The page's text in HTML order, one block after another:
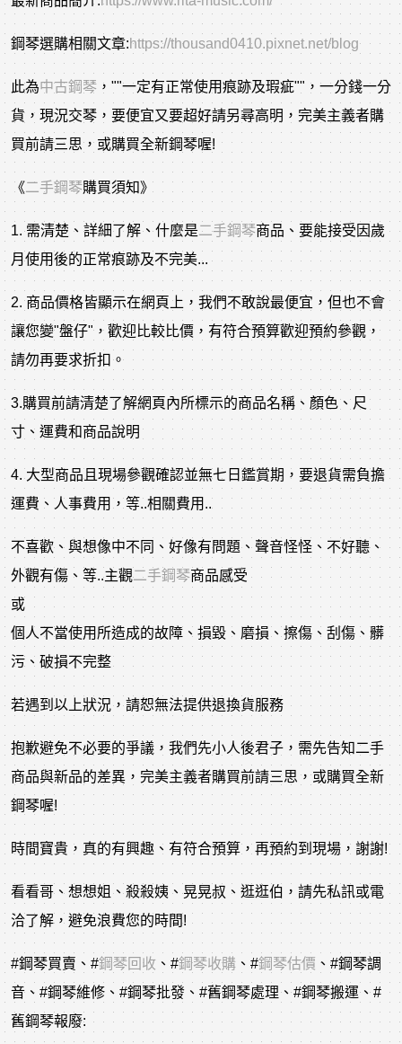
鋼琴選購相關文章:https://thousand0410.pixnet.net/blog
此為中古鋼琴 ，""一定有正常使用痕跡及瑕疵""，一分錢一分
貨，現況交琴，要便宜又要超好請另尋高明，完美主義者購
買前請三思，或購買全新鋼琴喔!
《二手鋼琴購買須知》
1. 需清楚、詳細了解、什麼是二手鋼琴商品、要能接受因歲
月使用後的正常痕跡及不完美...
2. 商品價格皆顯示在網頁上，我們不敢說最便宜，但也不會
讓您變"盤仔"，歡迎比較比價，有符合預算歡迎預約參觀，
請勿再要求折扣。
3.購買前請清楚了解網頁內所標示的商品名稱、顏色、尺
寸、運費和商品說明
4. 大型商品且現場參觀確認並無七日鑑賞期，要退貨需負擔
運費、人事費用，等..相關費用..
不喜歡、與想像中不同、好像有問題、聲音怪怪、不好聽、
外觀有傷、等..主觀二手鋼琴商品感受
或
個人不當使用所造成的故障、損毀、磨損、擦傷、刮傷、髒
污、破損不完整
若遇到以上狀況，請恕無法提供退換貨服務
抱歉避免不必要的爭議，我們先小人後君子，需先告知二手
商品與新品的差異，完美主義者購買前請三思，或購買全新
鋼琴喔!
時間寶貴，真的有興趣、有符合預算，再預約到現場，謝謝!
看看哥、想想姐、殺殺姨、晃晃叔、逛逛伯，請先私訊或電
洽了解，避免浪費您的時間!
#鋼琴買賣 、 #鋼琴回收 、 #鋼琴收購 、 #鋼琴估價 、 #鋼琴調
音 、 #鋼琴維修 、 #鋼琴批發 、 #舊鋼琴處理、#鋼琴搬運、#
舊鋼琴報廢: